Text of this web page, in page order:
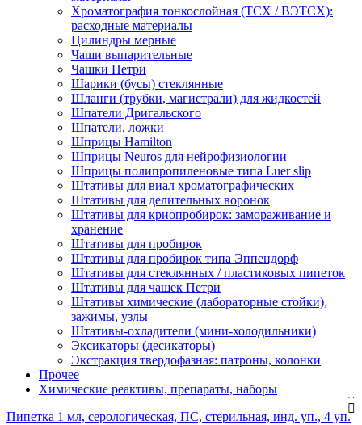
Хроматография тонкослойная (ТСХ / ВЭТСХ):
расходные материалы
Цилиндры мерные
Чаши выпарительные
Чашки Петри
Шарики (бусы) стеклянные
Шланги (трубки, магистрали) для жидкостей
Шпатели Дригальского
Шпатели, ложки
Шприцы Hamilton
Шприцы Neuros для нейрофизиологии
Шприцы полипропиленовые типа Luer slip
Штативы для виал хроматографических
Штативы для делительных воронок
Штативы для криопробирок: замораживание и
хранение
Штативы для пробирок
Штативы для пробирок типа Эппендорф
Штативы для стеклянных / пластиковых пипеток
Штативы для чашек Петри
Штативы химические (лабораторные стойки),
зажимы, узлы
Штативы-охладители (мини-холодильники)
Эксикаторы (десикаторы)
Экстракция твердофазная: патроны, колонки
Прочее
Химические реактивы, препараты, наборы
Пипетка 1 мл, серологическая, ПС, стерильная, инд. уп., 4 уп.